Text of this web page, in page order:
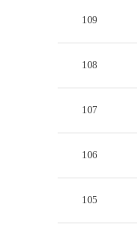
109
108
107
106
105